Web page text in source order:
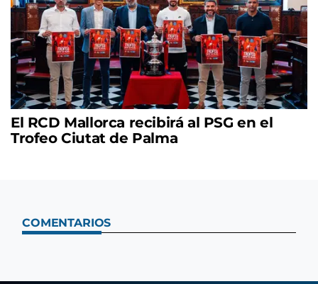
El RCD Mallorca recibirá al PSG en el
Trofeo Ciutat de Palma
COMENTARIOS